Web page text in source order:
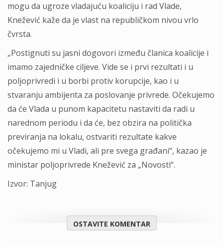
mogu da ugroze vladajuću koaliciju i rad Vlade,
Knežević kaže da je vlast na republičkom nivou vrlo
čvrsta.
„Postignuti su jasni dogovori između članica koalicije i
imamo zajedničke ciljeve. Vide se i prvi rezultati i u
poljoprivredi i u borbi protiv korupcije, kao i u
stvaranju ambijenta za poslovanje privrede. Očekujemo
da će Vlada u punom kapacitetu nastaviti da radi u
narednom periodu i da će, bez obzira na politička
previranja na lokalu, ostvariti rezultate kakve
očekujemo mi u Vladi, ali pre svega građani“, kazao je
ministar poljoprivrede Knežević za „Novosti“.
Izvor: Tanjug
OSTAVITE KOMENTAR